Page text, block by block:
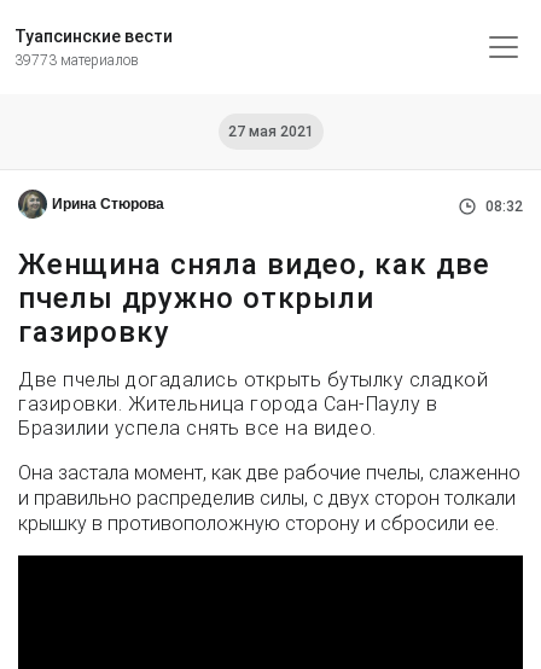
Туапсинские вести
39773 материалов
27 мая 2021
Ирина Стюрова 08:32
Женщина сняла видео, как две
пчелы дружно открыли
газировку
Две пчелы догадались открыть бутылку сладкой
газировки. Жительница города Сан-Паулу в
Бразилии успела снять все на видео.
Она застала момент, как две рабочие пчелы, слаженно
и правильно распределив силы, с двух сторон толкали
крышку в противоположную сторону и сбросили ее.